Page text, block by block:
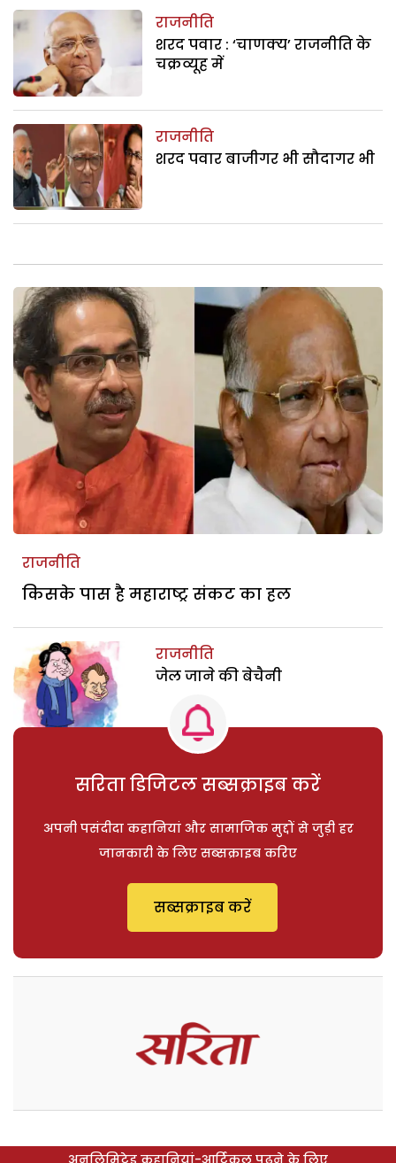
राजनीति
शरद पवार : ‘चाणक्य’ राजनीति के
चक्रव्यूह में
राजनीति
शरद पवार बाजीगर भी सौदागर भी
राजनीति
किसके पास है महाराष्ट्र संकट का हल
राजनीति
जेल जाने की बेचैनी
सरिता डिजिटल सब्सक्राइब करें
अपनी पसंदीदा कहानियां और सामाजिक मुद्दों से जुड़ी हर
जानकारी के लिए सब्सक्राइब करिए
सब्सक्राइब करें
अनलिमिटेड कहानियां-आर्टिकल पढ़ने के लिए